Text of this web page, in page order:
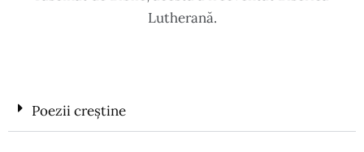
Lutherană.
Poezii creștine